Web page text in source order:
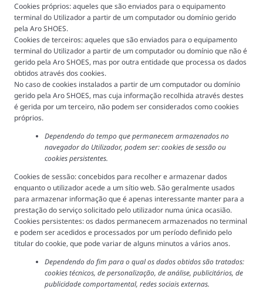
Cookies próprios: aqueles que são enviados para o equipamento
terminal do Utilizador a partir de um computador ou domínio gerido
pela Aro SHOES.
Cookies de terceiros: aqueles que são enviados para o equipamento
terminal do Utilizador a partir de um computador ou domínio que não é
gerido pela Aro SHOES, mas por outra entidade que processa os dados
obtidos através dos cookies.
No caso de cookies instalados a partir de um computador ou domínio
gerido pela Aro SHOES, mas cuja informação recolhida através destes
é gerida por um terceiro, não podem ser considerados como cookies
próprios.
Dependendo do tempo que permanecem armazenados no
navegador do Utilizador, podem ser: cookies de sessão ou
cookies persistentes.
Cookies de sessão: concebidos para recolher e armazenar dados
enquanto o utilizador acede a um sítio web. São geralmente usados
para armazenar informação que é apenas interessante manter para a
prestação do serviço solicitado pelo utilizador numa única ocasião.
Cookies persistentes: os dados permanecem armazenados no terminal
e podem ser acedidos e processados por um período definido pelo
titular do cookie, que pode variar de alguns minutos a vários anos.
Dependendo do fim para o qual os dados obtidos são tratados:
cookies técnicos, de personalização, de análise, publicitários, de
publicidade comportamental, redes sociais externas.